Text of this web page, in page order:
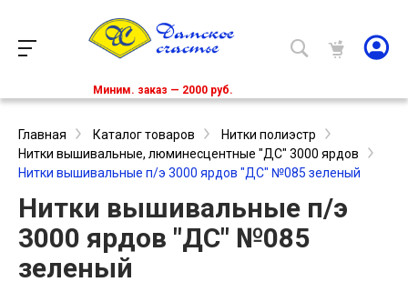
Миним. заказ — 2000 руб.
Главная Каталог товаров
Нитки полиэстр
Нитки вышивальные, люминесцентные "ДС" 3000 ярдов
Нитки вышивальные п/э 3000 ярдов "ДС" №085 зеленый
Нитки вышивальные п/э
3000 ярдов "ДС" №085
зеленый